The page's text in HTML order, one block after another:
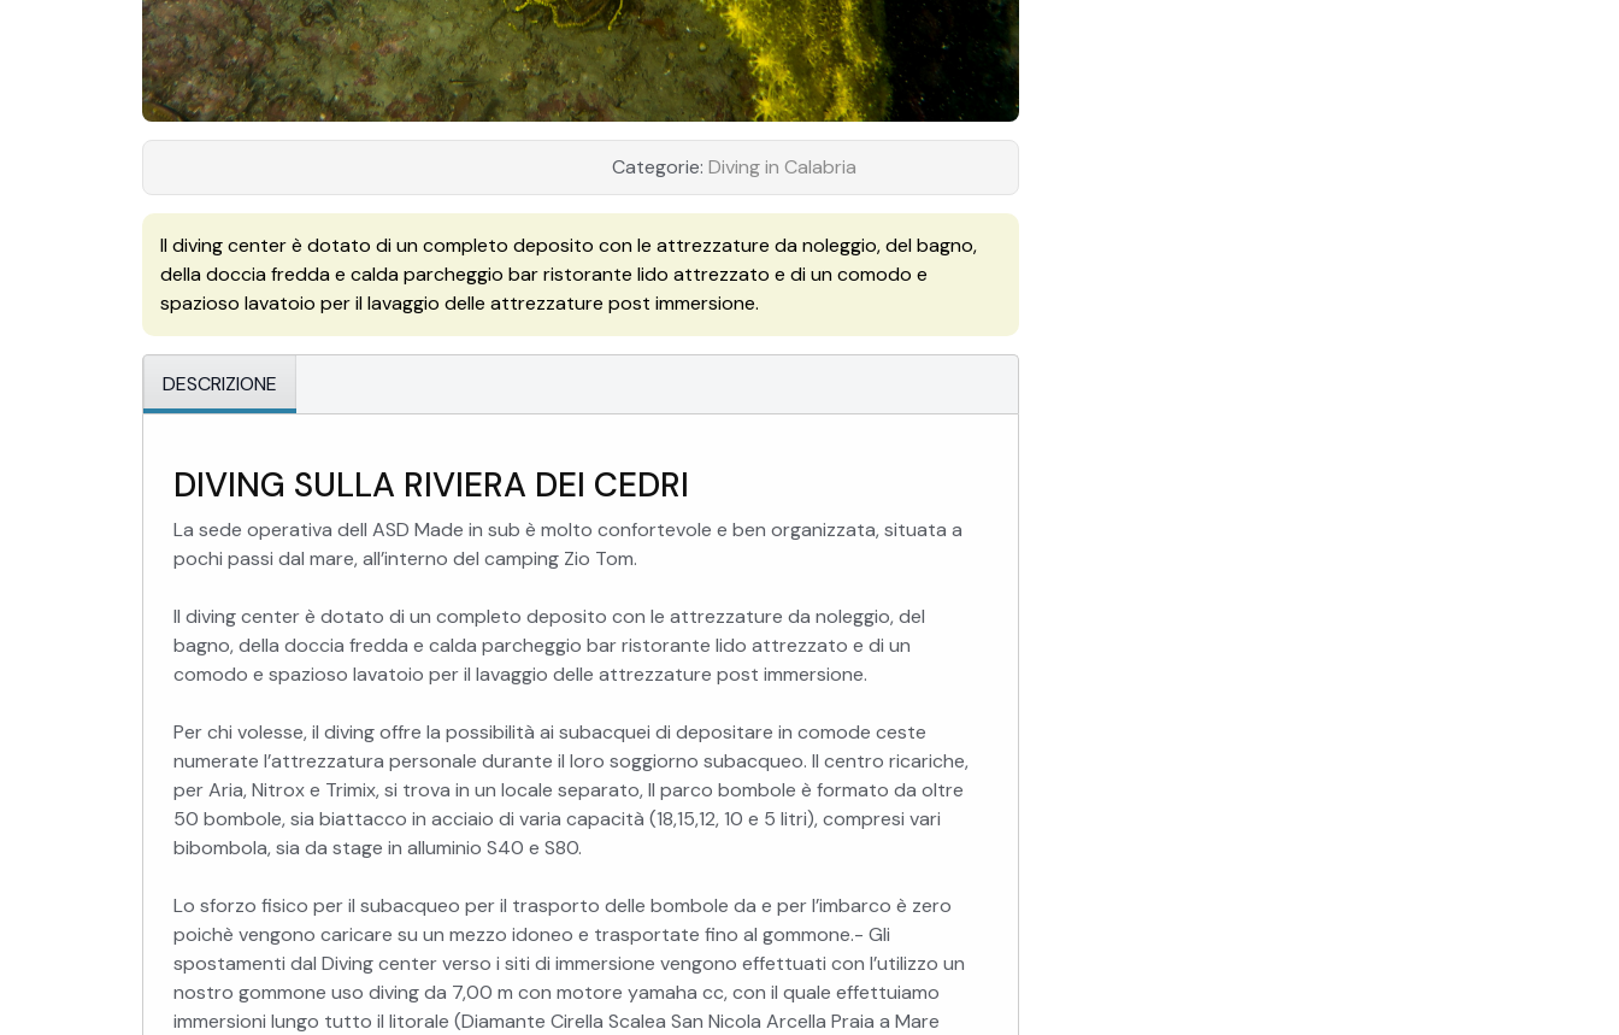
Categorie: Diving in Calabria
Il diving center è dotato di un completo deposito con le attrezzature da noleggio, del bagno,
della doccia fredda e calda parcheggio bar ristorante lido attrezzato e di un comodo e
spazioso lavatoio per il lavaggio delle attrezzature post immersione.
DESCRIZIONE
DIVING SULLA RIVIERA DEI CEDRI
La sede operativa dell ASD Made in sub è molto confortevole e ben organizzata, situata a
pochi passi dal mare, all’interno del camping Zio Tom.
Il diving center è dotato di un completo deposito con le attrezzature da noleggio, del
bagno, della doccia fredda e calda parcheggio bar ristorante lido attrezzato e di un
comodo e spazioso lavatoio per il lavaggio delle attrezzature post immersione.
Per chi volesse, il diving offre la possibilità ai subacquei di depositare in comode ceste
numerate l’attrezzatura personale durante il loro soggiorno subacqueo. Il centro ricariche,
per Aria, Nitrox e Trimix, si trova in un locale separato, Il parco bombole è formato da oltre
50 bombole, sia biattacco in acciaio di varia capacità (18,15,12, 10 e 5 litri), compresi vari
bibombola, sia da stage in alluminio S40 e S80.
Lo sforzo fisico per il subacqueo per il trasporto delle bombole da e per l’imbarco è zero
poichè vengono caricare su un mezzo idoneo e trasportate fino al gommone.- Gli
spostamenti dal Diving center verso i siti di immersione vengono effettuati con l’utilizzo un
nostro gommone uso diving da 7,00 m con motore yamaha cc, con il quale effettuiamo
immersioni lungo tutto il litorale (Diamante Cirella Scalea San Nicola Arcella Praia a Mare